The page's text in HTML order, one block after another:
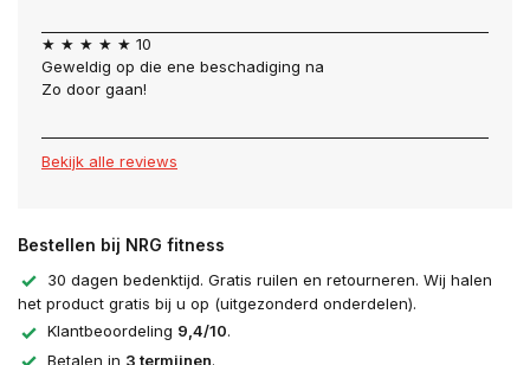
★ ★ ★ ★ ★ 10
Geweldig op die ene beschadiging na
Zo door gaan!
Bekijk alle reviews
Bestellen bij NRG fitness
30 dagen bedenktijd. Gratis ruilen en retourneren. Wij halen
het product gratis bij u op (uitgezonderd onderdelen).
Klantbeoordeling 9,4/10.
Betalen in 3 termijnen.